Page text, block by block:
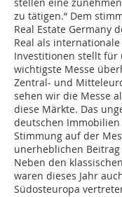
stellen eine
zu tätigen.“ Dem
Real Estate Germany
Real als
Investitionen stellt für
wichtigste Messe
Zentral- und
sehen wir die Messe
diese Märkte. Das
deutschen
Stimmung auf der
unerheblichen Beitrag
Neben den
waren dieses Jahr
Südosteuropa